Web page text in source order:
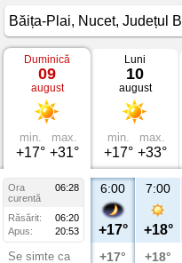
Vremea
Băița-
Plai
Nucet,
Județul
Bihor
Duminică
09
august
min.
+17°
max.
+31°
Luni
10
august
min.
+17°
max.
+33°
Ora
06:28
curentă
Răsărit:
06:20
Apus:
20:53
Se simte ca
6:00
+17°
+17°
7:00
+18°
+18°